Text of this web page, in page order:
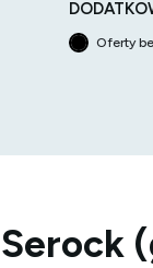
Oferty
Serock